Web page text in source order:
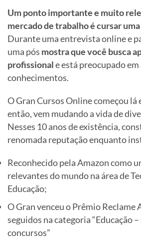
Um ponto importante e muito
mercado de trabalho é cursar
Durante uma entrevista online e
uma pós mostra que você busca
profissionale está preocupado
conhecimentos.
O Gran Cursos Online começou lá
então, vem mudando a vida de
Nesses 10 anos de existência,
renomada reputação enquanto
Reconhecido pela Amazon como
relevantes do mundo na área de
Educação;
O Gran venceu o Prêmio Reclame
seguidos na categoria “Educação
concursos”